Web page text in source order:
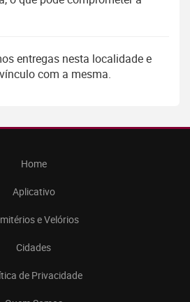
entregas nesta localidade e
com a mesma.
Home
Aplicativo
e Velórios
Cidades
de Privacidade